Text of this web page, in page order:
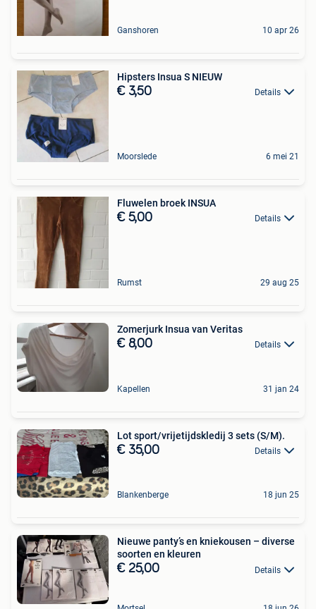
Ganshoren 10 apr 26
Hipsters Insua S NIEUW
€ 3,50 Details
Moorslede 6 mei 21
Fluwelen broek INSUA
€ 5,00 Details
Rumst 29 aug 25
Zomerjurk Insua van Veritas
€ 8,00 Details
Kapellen 31 jan 24
Lot sport/vrijetijdskledij 3 sets (S/M).
€ 35,00 Details
Blankenberge 18 jun 25
Nieuwe panty’s en kniekousen – diverse
soorten en kleuren
€ 25,00 Details